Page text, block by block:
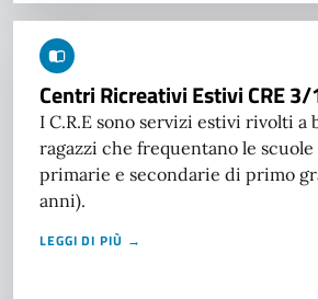
Centri Ricreativi Estivi CRE
I C.R.E sono servizi estivi rivolti a
ragazzi che frequentano le
primarie e secondarie di primo
anni).
LEGGI DI PIÙ →